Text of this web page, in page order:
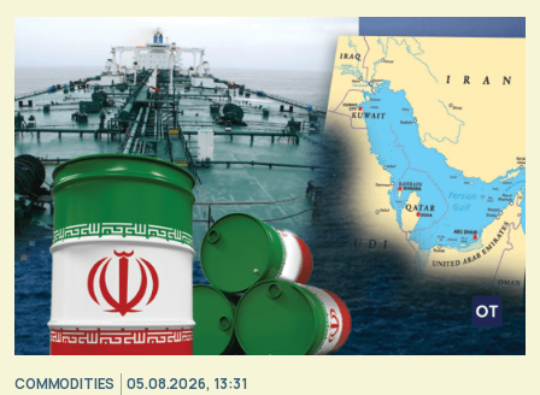
COMMODITIES 05.08.2026, 13:31